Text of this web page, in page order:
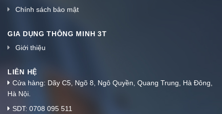
Chính sách bảo mật
GIA DỤNG THÔNG MINH 3T
Giới thiệu
LIÊN HỆ
Cửa hàng: Dãy C5, Ngõ 8, Ngô Quyền, Quang Trung, Hà Đông,
Hà Nội.
SDT: 0708 095 511